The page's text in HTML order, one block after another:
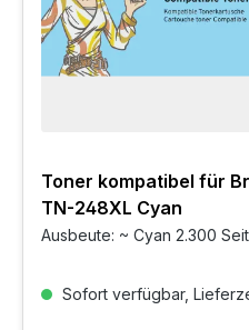
Toner kompatibel für
TN-248XL Cyan
Ausbeute: ~ Cyan 2.300
Sofort verfügbar,